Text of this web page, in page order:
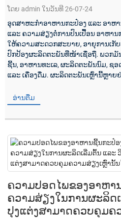
ໂດຍ admin ໃນວັນທີ 26-07-24
ອຸດສາຫະກຳອາຫານກະປ໋ອງ ແລະ ອາຫ
ແລະ ຄວາມສ່ຽງຕໍ່ການປົນເປື້ອນ ອາຫາ
ໃຫ້ຄວາມສະດວກສະບາຍ, ອາຍຸການເກັ
ປົກປ້ອງຜະລິດຕະພັນທີ່ໜ້າເຊື່ອຖື. ພວກມັ
ຊີ້ນ, ອາຫານທະເລ, ຜະລິດຕະພັນນົມ, ຊ
ແລະ ເຄື່ອງດື່ມ. ຜະລິດຕະພັນເຫຼົ່ານີ້ຫຼາຍ
ອ່ານຕື່ມ
ຄວາມປອດໄພຂອງອາຫາ
ຄວາມສ່ຽງໃນການຜະລິດ
ປຸງແຕ່ງສາມາດຄວບຄຸມຄ